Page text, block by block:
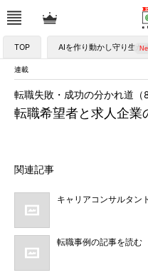
TOP AIを作り動かし守り生か
連載
転職希望者と求人企業
転職失敗・成功の分かれ道（8
関連記事
キャリアコンサルタン
転職事例の記事を読む